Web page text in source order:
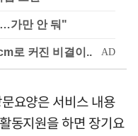
…가만 안 둬"
요양은 서비스 내용
동지원을 하면 장기요